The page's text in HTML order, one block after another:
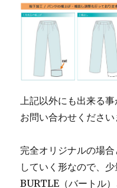
上記以外にも出来る
お問い合わせください
完全オリジナルの場
していく形なので、
BURTLE（バートル